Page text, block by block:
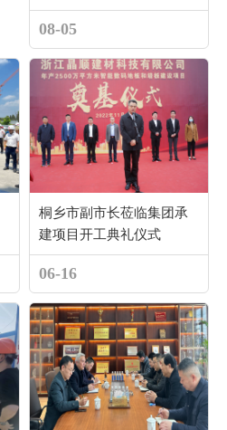
指导
08-05
桐乡市副市长莅临集团承
建项目开工典礼仪式
06-16